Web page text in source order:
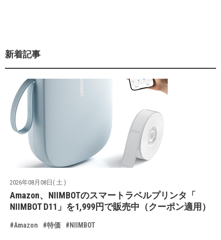
新着記事
2026年08月08日( 土 )
Amazon、NIIMBOTのスマートラベルプリンタ「
NIIMBOT D11」を1,999円で販売中（クーポン適用）
#Amazon #特価 #NIIMBOT